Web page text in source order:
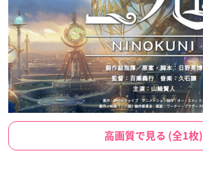
高画質で見る (全1枚)